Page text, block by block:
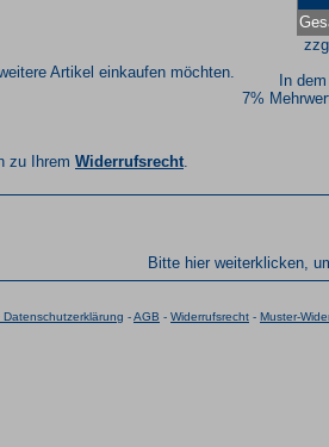
In
7%
Artikel einkaufen möchten.
zu Ihrem Widerrufsrecht.
Bitte hier weiterklicken,
Datenschutzerklärung -AGB - Widerrufsrecht - Muster-